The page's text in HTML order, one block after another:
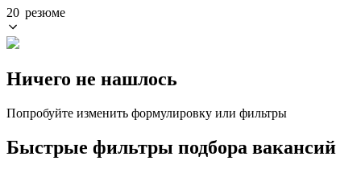
20 резюме
Ничего не нашлось
Попробуйте изменить формулировку или фильтры
Быстрые фильтры подбора вакансий